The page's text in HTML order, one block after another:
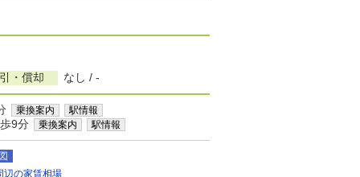
・償却 なし / -
乗換案内 駅情報
9分 乗換案内 駅情報
辺の家賃相場